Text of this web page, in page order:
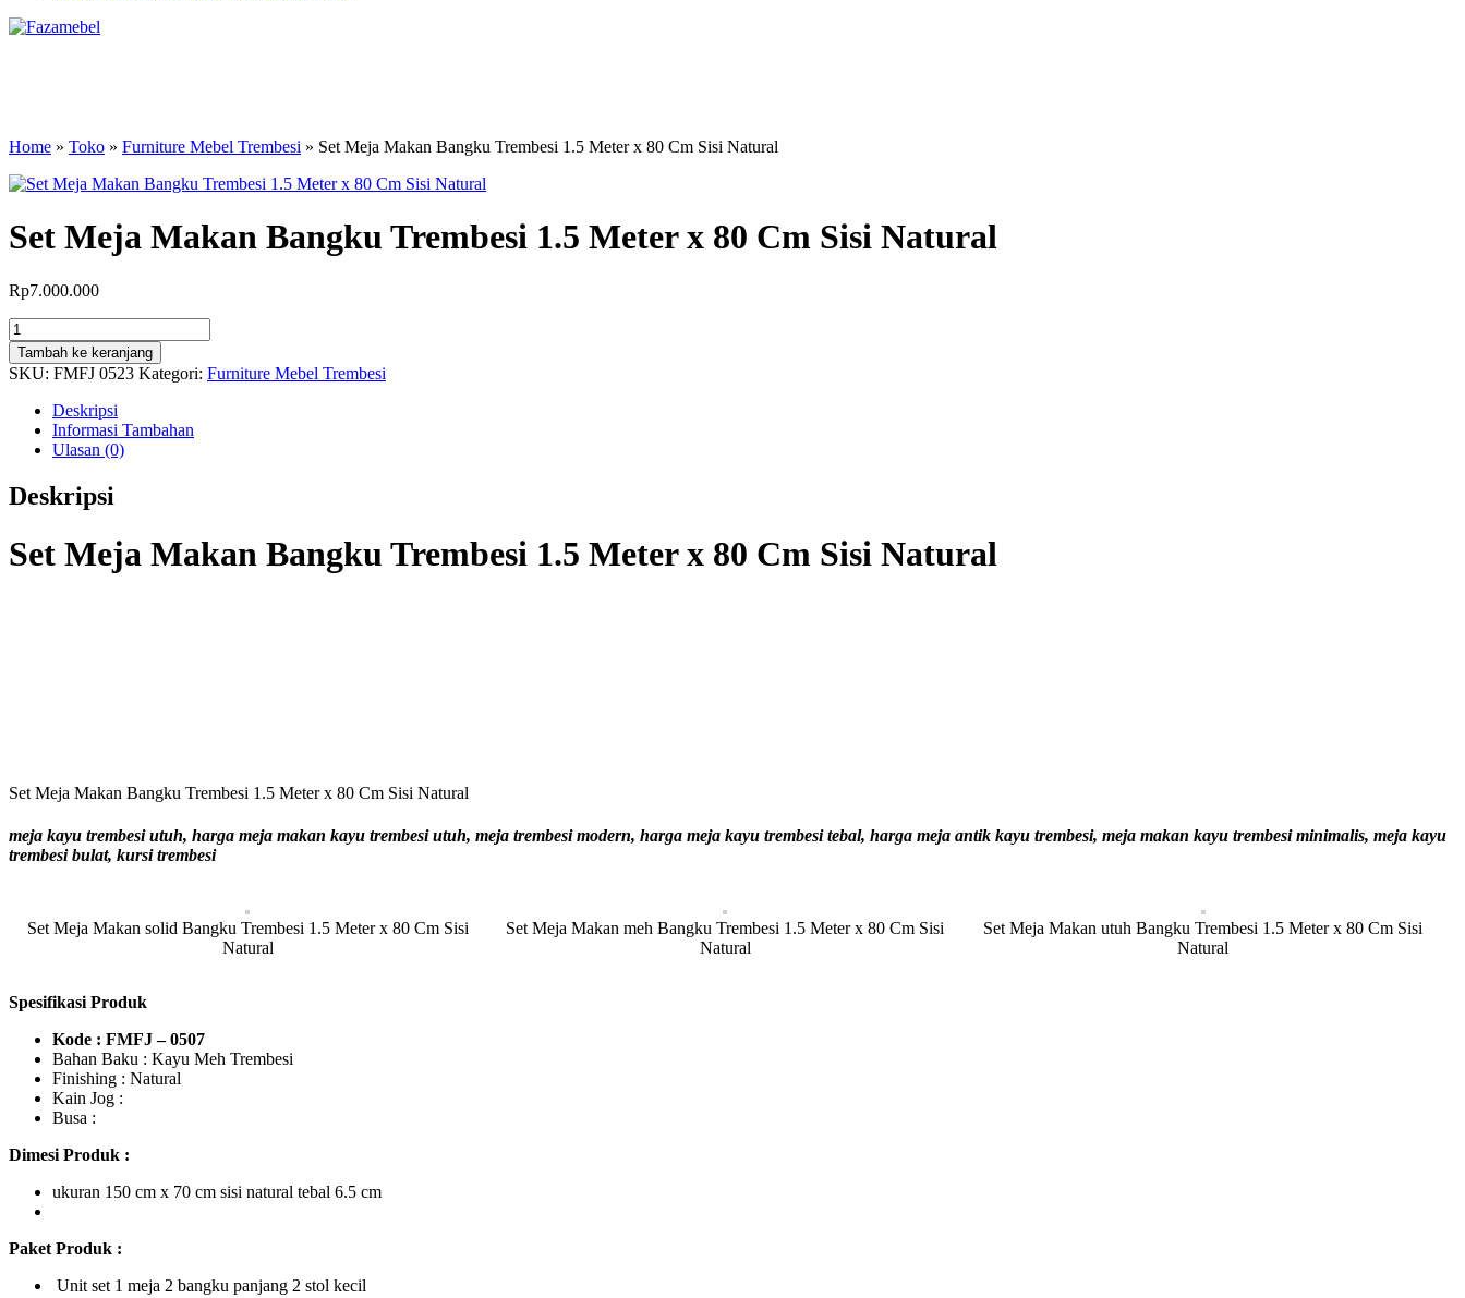
Home » Toko » Furniture Mebel Trembesi » Set Meja Makan Bangku Trembesi 1.5 Meter x 80 Cm Sisi Natural
Set Meja Makan Bangku Trembesi 1.5 Meter x 80 Cm Sisi Natural
Rp7.000.000
Kuantitas
Set
Meja
Makan
Bangku
Trembesi
x
80
Sisi
Natural
Tambah ke keranjang
SKU: FMFJ 0523 Kategori: Furniture Mebel Trembesi
Deskripsi
Informasi Tambahan
Ulasan (0)
Deskripsi
Set Meja Makan Bangku Trembesi 1.5 Meter x 80 Cm Sisi Natural
Set Meja Makan Bangku Trembesi 1.5 Meter x 80 Cm Sisi Natural
meja kayu trembesi utuh, harga meja makan kayu trembesi utuh, meja trembesi modern, harga meja kayu trembesi tebal, harga meja antik kayu trembesi, meja makan kayu trembesi minimalis, meja kayu
trembesi bulat, kursi trembesi
Set Meja Makan solid Bangku Trembesi 1.5 Meter x 80 Cm Sisi
Natural
Set Meja Makan meh Bangku Trembesi 1.5 Meter x 80 Cm Sisi
Natural
Set Meja Makan utuh Bangku Trembesi 1.5 Meter x 80 Cm Sisi
Natural
Spesifikasi Produk
Kode : FMFJ – 0507
Bahan Baku : Kayu Meh Trembesi
Finishing : Natural
Kain Jog :
Busa :
Dimesi Produk :
ukuran 150 cm x 70 cm sisi natural tebal 6.5 cm
Paket Produk :
Unit set 1 meja 2 bangku panjang 2 stol kecil